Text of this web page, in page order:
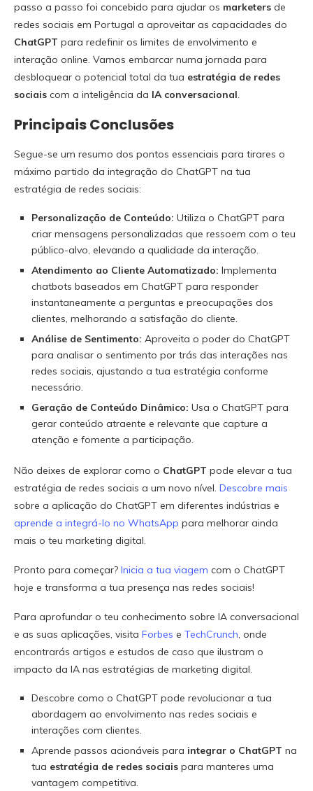
passo a passo foi concebido para ajudar os marketers de
redes sociais em Portugal a aproveitar as capacidades do
ChatGPT para redefinir os limites de envolvimento e
interação online. Vamos embarcar numa jornada para
desbloquear o potencial total da tua estratégia de redes
sociais com a inteligência da IA conversacional.
Principais Conclusões
Segue-se um resumo dos pontos essenciais para tirares o
máximo partido da integração do ChatGPT na tua
estratégia de redes sociais:
Personalização de Conteúdo: Utiliza o ChatGPT para
criar mensagens personalizadas que ressoem com o teu
público-alvo, elevando a qualidade da interação.
Atendimento ao Cliente Automatizado: Implementa
chatbots baseados em ChatGPT para responder
instantaneamente a perguntas e preocupações dos
clientes, melhorando a satisfação do cliente.
Análise de Sentimento: Aproveita o poder do ChatGPT
para analisar o sentimento por trás das interações nas
redes sociais, ajustando a tua estratégia conforme
necessário.
Geração de Conteúdo Dinâmico: Usa o ChatGPT para
gerar conteúdo atraente e relevante que capture a
atenção e fomente a participação.
Não deixes de explorar como o ChatGPT pode elevar a tua
estratégia de redes sociais a um novo nível. Descobre mais
sobre a aplicação do ChatGPT em diferentes indústrias e
aprende a integrá-lo no WhatsApp para melhorar ainda
mais o teu marketing digital.
Pronto para começar? Inicia a tua viagem com o ChatGPT
hoje e transforma a tua presença nas redes sociais!
Para aprofundar o teu conhecimento sobre IA conversacional
e as suas aplicações, visita Forbes e TechCrunch, onde
encontrarás artigos e estudos de caso que ilustram o
impacto da IA nas estratégias de marketing digital.
Descobre como o ChatGPT pode revolucionar a tua
abordagem ao envolvimento nas redes sociais e
interações com clientes.
Aprende passos acionáveis para integrar o ChatGPT na
tua estratégia de redes sociais para manteres uma
vantagem competitiva.